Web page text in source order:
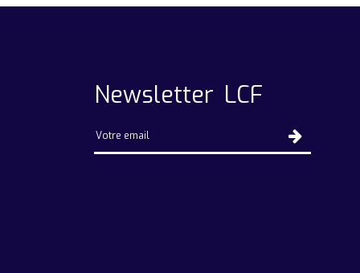
Newsletter LCF